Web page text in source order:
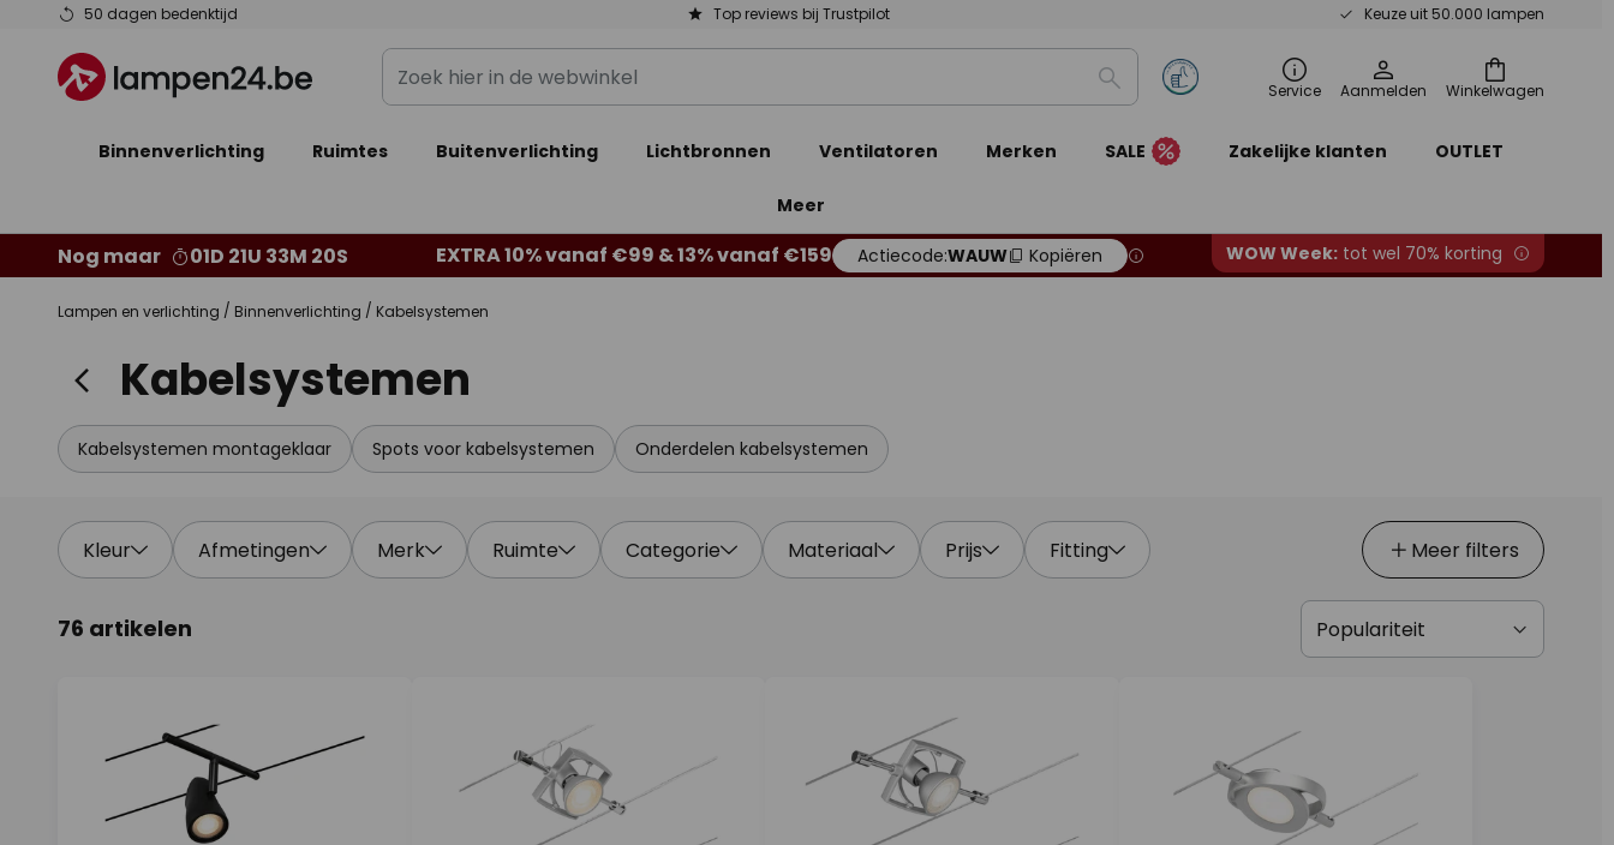
50 dagen bedenktijd Top reviews bij Trustpilot Keuze uit 50.000 lampen
Ga
de
inhoud
Winkelwagen
Zoek
hier
de
Zoeken Service Aanmelden
Binnenverlichting Ruimtes Buitenverlichting Lichtbronnen Ventilatoren Merken SALE Zakelijke klanten OUTLET
Meer
Nog maar 01D 21U 33M 20S EXTRA 10% vanaf €99 & 13% vanaf €159 Actiecode:WAUW Kopiëren WOW Week: tot wel 70% korting
Lampen en verlichting Binnenverlichting Kabelsystemen
Kabelsystemen
Kabelsystemen montageklaar Spots voor kabelsystemen Onderdelen kabelsystemen
Kleur Afmetingen Merk Ruimte Categorie Materiaal Prijs Fitting Meer filters
76 artikelen